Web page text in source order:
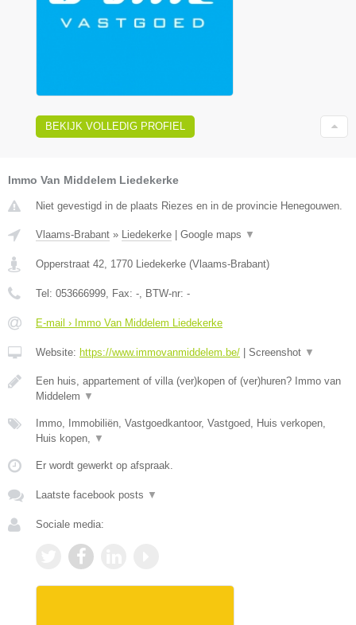
BEKIJK VOLLEDIG PROFIEL
Immo Van Middelem Liedekerke
Niet gevestigd in de plaats Riezes en in de provincie Henegouwen.
Vlaams-Brabant » Liedekerke Google maps ▼
Opperstraat 42 1770 Liedekerke (Vlaams-Brabant)
Tel: 053666999 , Fax: - , BTW-nr: -
E-mail › Immo Van Middelem Liedekerke
Website: https://www.immovanmiddelem.be/ Screenshot ▼
Een huis, appartement of villa (ver)kopen of (ver)huren? Immo van
Middelem ▼
Immo, Immobiliën, Vastgoedkantoor, Vastgoed, Huis verkopen,
Huis kopen,
▼
Er wordt gewerkt op afspraak.
Laatste facebook posts ▼
Sociale media: